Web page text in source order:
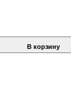
В корзину